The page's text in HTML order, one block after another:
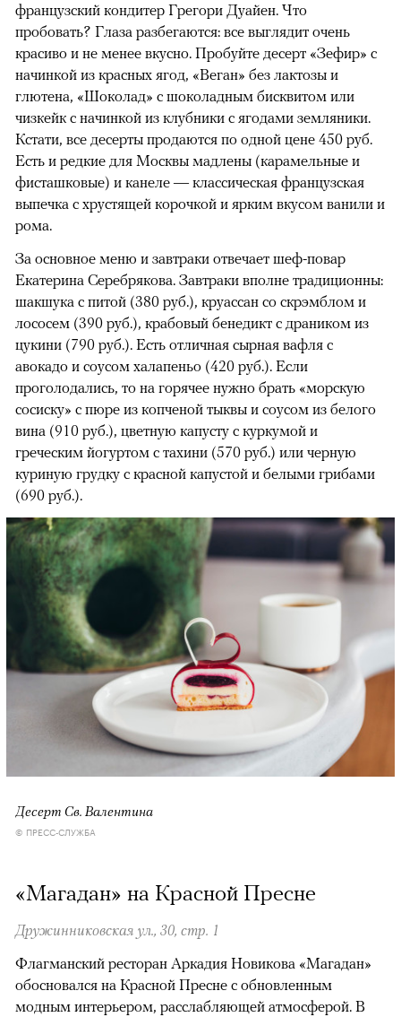
французский кондитер Грегори Дуайен. Что
пробовать? Глаза разбегаются: все выглядит очень
красиво и не менее вкусно. Пробуйте десерт «Зефир» с
начинкой из красных ягод, «Веган» без лактозы и
глютена, «Шоколад» с шоколадным бисквитом или
чизкейк с начинкой из клубники с ягодами земляники.
Кстати, все десерты продаются по одной цене 450 руб.
Есть и редкие для Москвы мадлены (карамельные и
фисташковые) и канеле — классическая французская
выпечка с хрустящей корочкой и ярким вкусом ванили и
рома.
За основное меню и завтраки отвечает шеф-повар
Екатерина Серебрякова. Завтраки вполне традиционны:
шакшука с питой (380 руб.), круассан со скрэмблом и
лососем (390 руб.), крабовый бенедикт с драником из
цукини (790 руб.). Есть отличная сырная вафля с
авокадо и соусом халапеньо (420 руб.). Если
проголодались, то на горячее нужно брать «морскую
сосиску» с пюре из копченой тыквы и соусом из белого
вина (910 руб.), цветную капусту с куркумой и
греческим йогуртом с тахини (570 руб.) или черную
куриную грудку с красной капустой и белыми грибами
(690 руб.).
Десерт Св. Валентина
© ПРЕСС-СЛУЖБА
«Магадан» на Красной Пресне
Дружинниковская ул., 30, стр. 1
Флагманский ресторан Аркадия Новикова «Магадан»
обосновался на Красной Пресне с обновленным
модным интерьером, расслабляющей атмосферой. В